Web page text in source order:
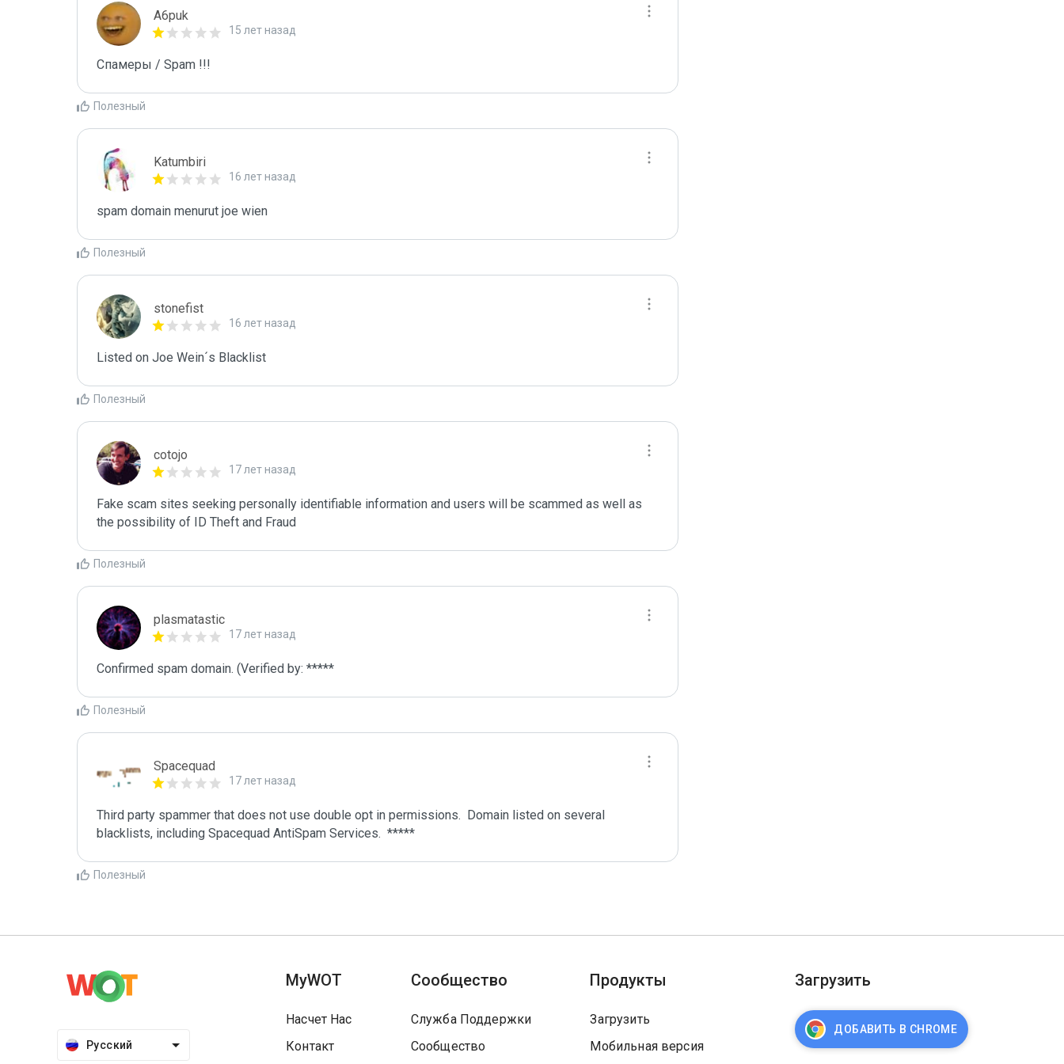
A6puk
15 лет назад
Спамеры / Spam !!!
Полезный
Katumbiri
16 лет назад
spam domain menurut joe wien
Полезный
stonefist
16 лет назад
Listed on Joe Wein´s Blacklist
Полезный
cotojo
17 лет назад
Fake scam sites seeking personally identifiable information and users will be scammed as well as
the possibility of ID Theft and Fraud
Полезный
plasmatastic
17 лет назад
Confirmed spam domain. (Verified by: *****
Полезный
Spacequad
17 лет назад
Third party spammer that does not use double opt in permissions.  Domain listed on several
Полезный
Русский
MyWOT
Насчет Нас
Контакт
Сообщество
Служба Поддержки
Сообщество
Продукты
Загрузить
Мобильная версия
Загрузить
ДОБАВИТЬ В CHROME